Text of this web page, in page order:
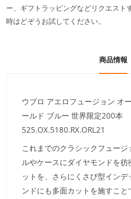
ー、ギフトラッピングなどリクエスト
時はどぞうお試してください。
商品情報
ウブロ アエロフュージョン オ
ールド ブルー 世界限定200本
525.OX.5180.RX.ORL21
これまでのクラシックフュー
ルやケースにダイヤモンドを彷
ットを、さらにくさび型イン
ンドにも多面カットを施すこ